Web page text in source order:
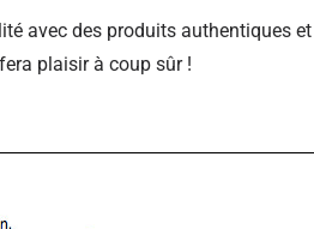
avec des produits authentiques et
plaisir à coup sûr !